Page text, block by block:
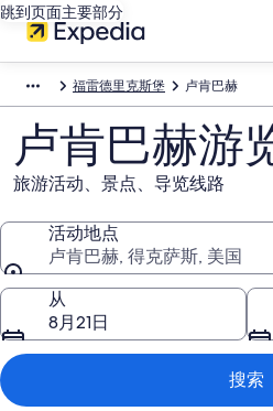
跳到页面主要部分
福雷德里克斯堡 卢肯巴赫
卢肯巴赫游
旅游活动、景点、导览线路
活动地点
卢肯巴赫, 得克萨斯, 美国
活动地点
从
8月21日
搜索